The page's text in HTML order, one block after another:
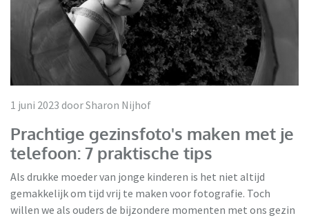
1 juni 2023 door Sharon Nijhof
Prachtige gezinsfoto's maken met je
telefoon: 7 praktische tips
Als drukke moeder van jonge kinderen is het niet altijd
gemakkelijk om tijd vrij te maken voor fotografie. Toch
willen we als ouders de bijzondere momenten met ons gezin